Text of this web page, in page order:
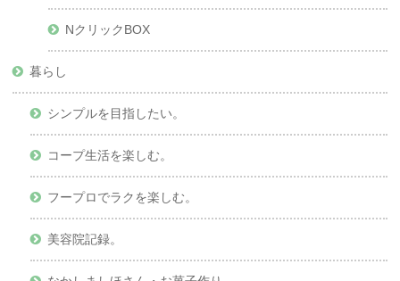
NクリックBOX
暮らし
シンプルを目指したい。
コープ生活を楽しむ。
フープロでラクを楽しむ。
美容院記録。